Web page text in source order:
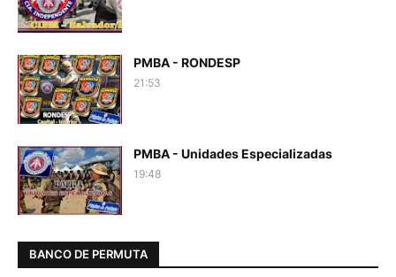
PMBA - RONDESP
21:53
PMBA - Unidades Especializadas
19:48
BANCO DE PERMUTA